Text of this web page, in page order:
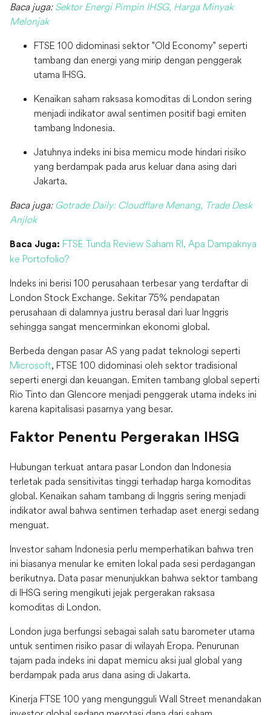
Baca juga: Sektor Energi Pimpin IHSG, Harga Minyak
Melonjak
FTSE 100 didominasi sektor "Old Economy" seperti
tambang dan energi yang mirip dengan penggerak
utama IHSG.
Kenaikan saham raksasa komoditas di London sering
menjadi indikator awal sentimen positif bagi emiten
tambang Indonesia.
Jatuhnya indeks ini bisa memicu mode hindari risiko
yang berdampak pada arus keluar dana asing dari
Jakarta.
Baca juga: Gotrade Daily: Cloudflare Menang, Trade Desk
Anjlok
Baca Juga: FTSE Tunda Review Saham RI, Apa Dampaknya
ke Portofolio?
Indeks ini berisi 100 perusahaan terbesar yang terdaftar di
London Stock Exchange. Sekitar 75% pendapatan
perusahaan di dalamnya justru berasal dari luar Inggris
sehingga sangat mencerminkan ekonomi global.
Berbeda dengan pasar AS yang padat teknologi seperti
Microsoft, FTSE 100 didominasi oleh sektor tradisional
seperti energi dan keuangan. Emiten tambang global seperti
Rio Tinto dan Glencore menjadi penggerak utama indeks ini
karena kapitalisasi pasarnya yang besar.
Faktor Penentu Pergerakan IHSG
Hubungan terkuat antara pasar London dan Indonesia
terletak pada sensitivitas tinggi terhadap harga komoditas
global. Kenaikan saham tambang di Inggris sering menjadi
indikator awal bahwa sentimen terhadap aset energi sedang
menguat.
Investor saham Indonesia perlu memperhatikan bahwa tren
ini biasanya menular ke emiten lokal pada sesi perdagangan
berikutnya. Data pasar menunjukkan bahwa sektor tambang
di IHSG sering mengikuti jejak pergerakan raksasa
komoditas di London.
London juga berfungsi sebagai salah satu barometer utama
untuk sentimen risiko pasar di wilayah Eropa. Penurunan
tajam pada indeks ini dapat memicu aksi jual global yang
berdampak pada arus dana asing di Jakarta.
Kinerja FTSE 100 yang mengungguli Wall Street menandakan